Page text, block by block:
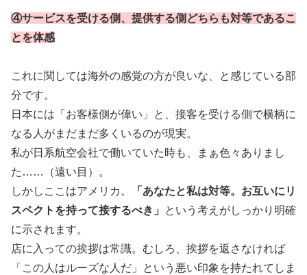
④サービスを受ける側、提供する側どちらも対等であるこ
とを体感
これに関しては海外の感覚の方が良いな、と感じている部
分です。
日本には「お客様側が偉い」と、接客を受ける側で横柄に
なる人がまだまだ多くいるのが現実。
私が日系航空会社で働いていた時も、まぁ色々ありまし
た……（遠い目）。
しかしここはアメリカ。
「あなたと私は対等。お互いにリ
スペクトを持って接するべき」
という考えがしっかり明確
に示されます。
店に入っての挨拶は常識。むしろ、挨拶を返さなければ
「この人はルーズな人だ」という悪い印象を持たれてしま